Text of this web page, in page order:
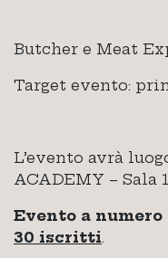
Butcher e Meat
Target evento:
L’evento avrà
ACADEMY – Sala 1
Evento a numero
30 iscritti.